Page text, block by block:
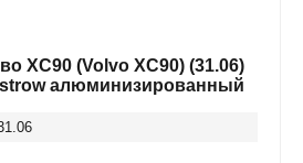
XC90 (Volvo XC90) (31.06)
алюминизированный